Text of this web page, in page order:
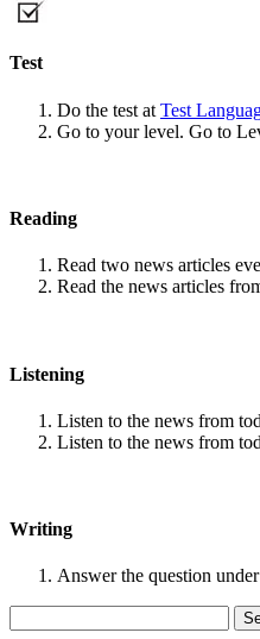
Test
Do the test at Test
Go to your level. Go to
Reading
Read two news articles
Read the news articles
Listening
Listen to the news from
Listen to the news from
Writing
Answer the question